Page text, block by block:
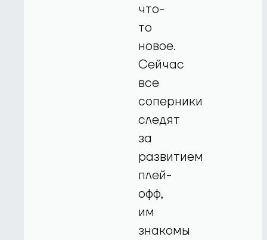
что-
то
новое.
Сейчас
все
соперники
следят
за
развитием
плей-
офф,
им
знакомы